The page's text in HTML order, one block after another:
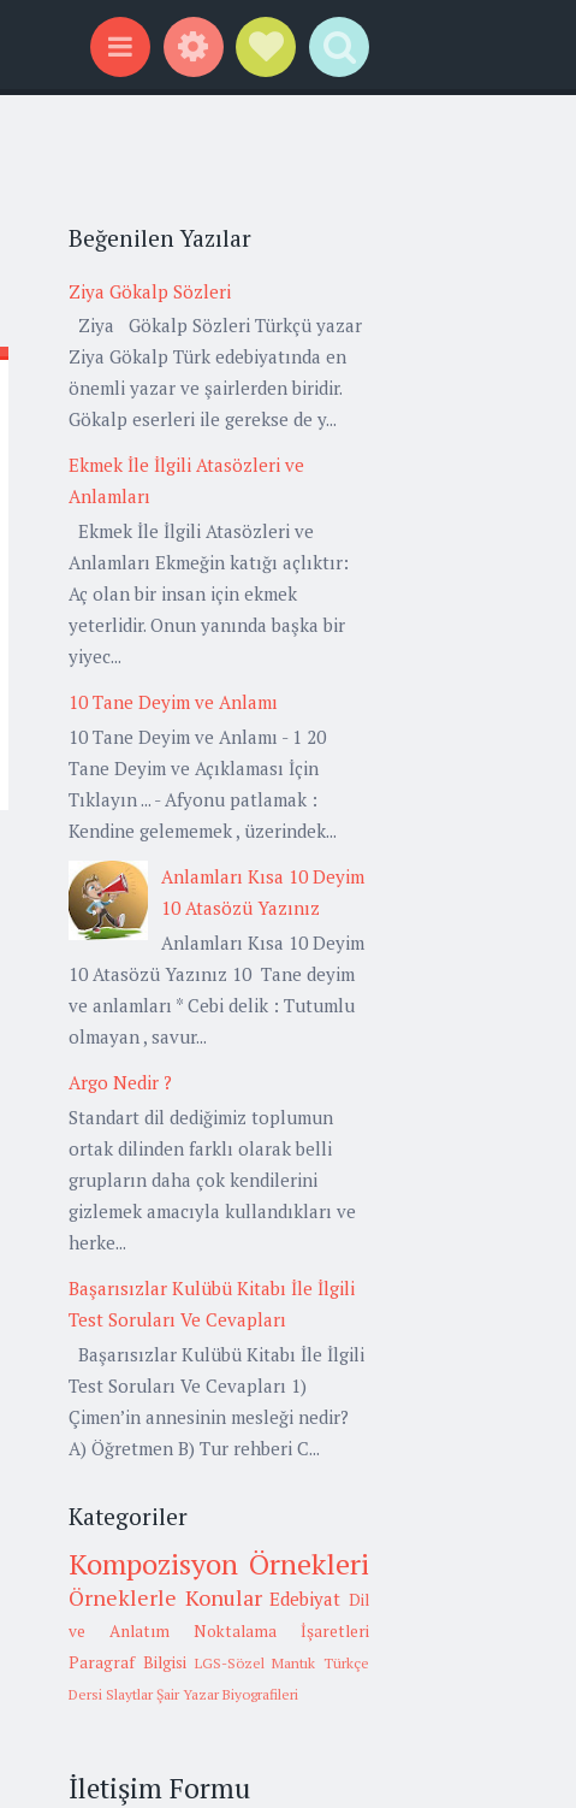
Menu WidgetsSocial Links
Search
Beğenilen Yazılar
Ziya Gökalp Sözleri
Ziya Gökalp Sözleri Türkçü yazar
Ziya Gökalp Türk edebiyatında en
önemli yazar ve şairlerden biridir.
Gökalp eserleri ile gerekse de y...
Ekmek İle İlgili Atasözleri ve
Anlamları
Ekmek İle İlgili Atasözleri ve
Anlamları Ekmeğin katığı açlıktır:
Aç olan bir insan için ekmek
yeterlidir. Onun yanında başka bir
yiyec...
10 Tane Deyim ve Anlamı
10 Tane Deyim ve Anlamı - 1 20
Tane Deyim ve Açıklaması İçin
Tıklayın ... - Afyonu patlamak :
Kendine gelememek , üzerindek...
Anlamları Kısa 10 Deyim
10 Atasözü Yazınız
Anlamları Kısa 10 Deyim
10 Atasözü Yazınız 10 Tane deyim
ve anlamları * Cebi delik : Tutumlu
olmayan , savur...
Argo Nedir ?
Standart dil dediğimiz toplumun
ortak dilinden farklı olarak belli
grupların daha çok kendilerini
gizlemek amacıyla kullandıkları ve
herke...
Başarısızlar Kulübü Kitabı İle İlgili
Test Soruları Ve Cevapları
Başarısızlar Kulübü Kitabı İle İlgili
Test Soruları Ve Cevapları 1)
Çimen’in annesinin mesleği nedir?
A) Öğretmen B) Tur rehberi C...
Kategoriler
Kompozisyon Örnekleri
Örneklerle Konular Edebiyat Dil
ve Anlatım
Noktalama İşaretleri
Paragraf Bilgisi LGS-Sözel Mantık Türkçe
Dersi Slaytlar Şair Yazar Biyografileri
İletişim Formu